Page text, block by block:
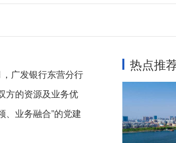
广发银行东营分行
方的资源及业务优
、业务融合”的党建
热点推